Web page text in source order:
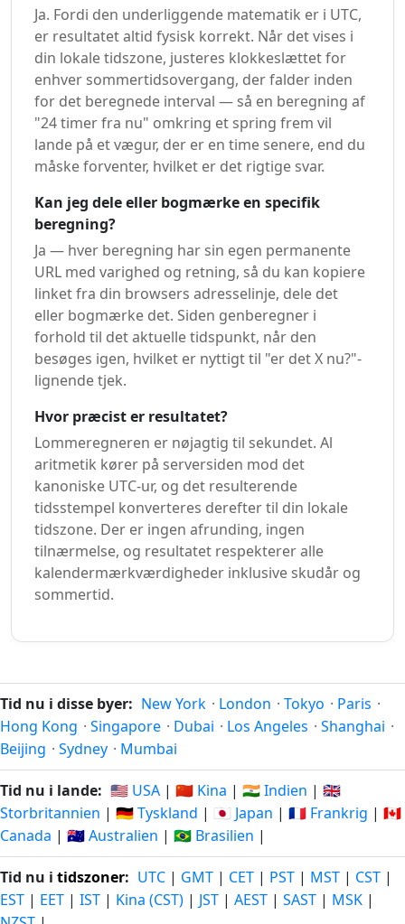
Ja. Fordi den underliggende matematik er i UTC,
er resultatet altid fysisk korrekt. Når det vises i
din lokale tidszone, justeres klokkeslættet for
enhver sommertidsovergang, der falder inden
for det beregnede interval — så en beregning af
"24 timer fra nu" omkring et spring frem vil
lande på et vægur, der er en time senere, end du
måske forventer, hvilket er det rigtige svar.
Kan jeg dele eller bogmærke en specifik
beregning?
Ja — hver beregning har sin egen permanente
URL med varighed og retning, så du kan kopiere
linket fra din browsers adresselinje, dele det
eller bogmærke det. Siden genberegner i
forhold til det aktuelle tidspunkt, når den
besøges igen, hvilket er nyttigt til "er det X nu?"-
lignende tjek.
Hvor præcist er resultatet?
Lommeregneren er nøjagtig til sekundet. Al
aritmetik kører på serversiden mod det
kanoniske UTC-ur, og det resulterende
tidsstempel konverteres derefter til din lokale
tidszone. Der er ingen afrunding, ingen
tilnærmelse, og resultatet respekterer alle
kalendermærkværdigheder inklusive skudår og
sommertid.
Tid nu i disse byer: New York · London · Tokyo · Paris ·
Hong Kong · Singapore · Dubai · Los Angeles · Shanghai ·
Beijing · Sydney · Mumbai
Tid nu i lande: 🇺🇸 USA | 🇨🇳 Kina | 🇮🇳 Indien | 🇬🇧
Storbritannien | 🇩🇪 Tyskland | 🇯🇵 Japan | 🇫🇷 Frankrig | 🇨🇦
Canada | 🇦🇺 Australien | 🇧🇷 Brasilien |
Tid nu i tidszoner: UTC | GMT | CET | PST | MST | CST |
EST | EET | IST | Kina (CST) | JST | AEST | SAST | MSK |